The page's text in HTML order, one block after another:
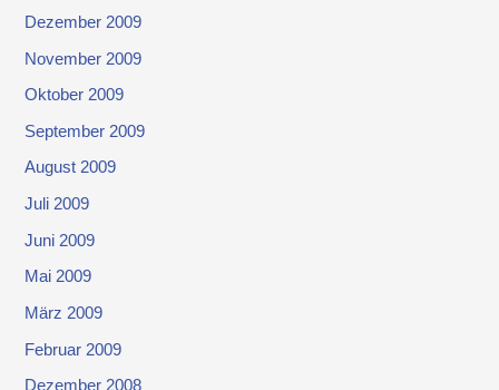
Dezember 2009
November 2009
Oktober 2009
September 2009
August 2009
Juli 2009
Juni 2009
Mai 2009
März 2009
Februar 2009
Dezember 2008